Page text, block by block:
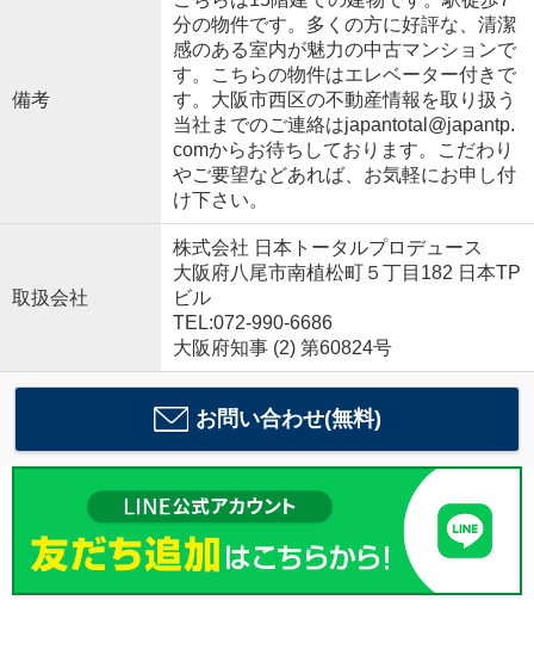
備考
分の物件です。多くの方に好評な、清潔
感のある室内が魅力の中古マンションで
す。こちらの物件はエレベーター付きで
す。大阪市西区の不動産情報を取り扱う
当社までのご連絡はjapantotal@japantp.
comからお待ちしております。こだわり
やご要望などあれば、お気軽にお申し付
け下さい。
取扱会社
株式会社 日本トータルプロデュース
大阪府八尾市南植松町５丁目182 日本TP
ビル
TEL:072-990-6686
大阪府知事 (2) 第60824号
お問い合わせ(無料)